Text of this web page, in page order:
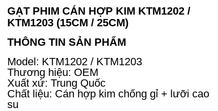
GẠT PHIM CÁN HỢP KIM KTM1202 /
KTM1203 (15CM / 25CM)
THÔNG TIN SẢN PHẨM
Model: KTM1202 / KTM1203
Thương hiệu: OEM
Xuất xứ: Trung Quốc
Chất liệu: Cán hợp kim chống gỉ + lưỡi cao
su